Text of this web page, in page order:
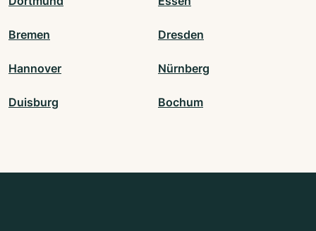
Bremen Dresden
Hannover Nürnberg
Duisburg Bochum